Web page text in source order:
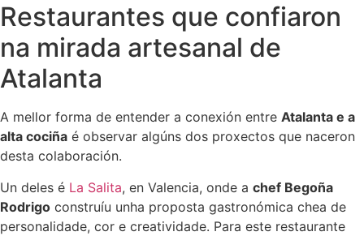
Restaurantes que confiaron
na mirada artesanal de
Atalanta
A mellor forma de entender a conexión entre Atalanta e a
alta cociña é observar algúns dos proxectos que naceron
desta colaboración.
Un deles é La Salita, en Valencia, onde a chef Begoña
Rodrigo construíu unha proposta gastronómica chea de
personalidade, cor e creatividade. Para este restaurante